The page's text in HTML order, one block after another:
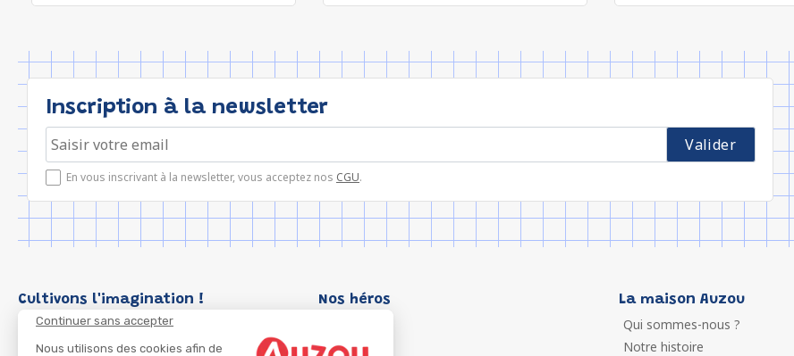
Continuer sans accepter
Nous utilisons des cookies afin de
Inscription à la newsletter
En vous inscrivant à la newsletter, vous acceptez nos CGU.
Cultivons l'imagination ! Nos héros
P'tit Loup
La maison Auzou
Qui sommes-nous ?
Notre histoire